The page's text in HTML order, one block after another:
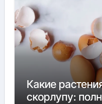
Какие
скорлупу: